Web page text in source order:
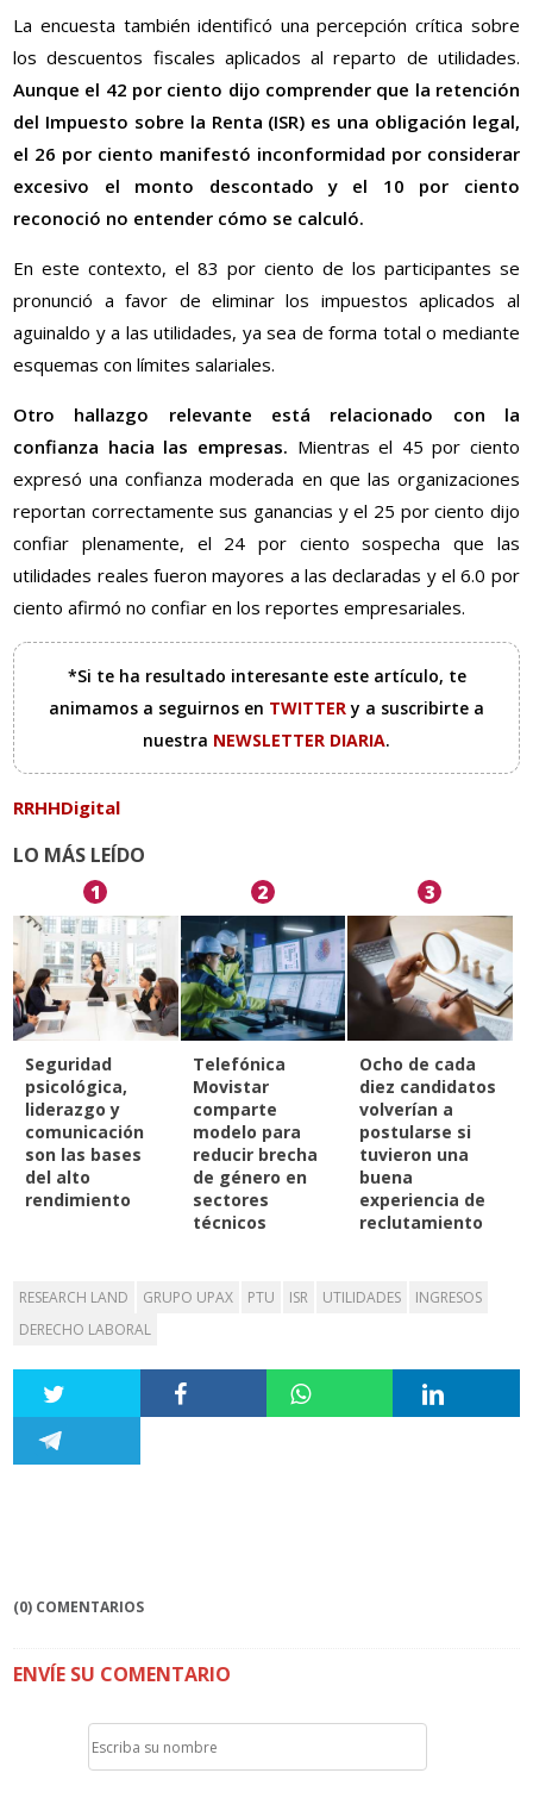
La encuesta también identificó una percepción crítica sobre
los descuentos fiscales aplicados al reparto de utilidades.
Aunque el 42 por ciento dijo comprender que la retención
del Impuesto sobre la Renta (ISR) es una obligación legal,
el 26 por ciento manifestó inconformidad por considerar
excesivo el monto descontado y el 10 por ciento
reconoció no entender cómo se calculó.
En este contexto, el 83 por ciento de los participantes se
pronunció a favor de eliminar los impuestos aplicados al
aguinaldo y a las utilidades, ya sea de forma total o mediante
esquemas con límites salariales.
Otro hallazgo relevante está relacionado con la
confianza hacia las empresas. Mientras el 45 por ciento
expresó una confianza moderada en que las organizaciones
reportan correctamente sus ganancias y el 25 por ciento dijo
confiar plenamente, el 24 por ciento sospecha que las
utilidades reales fueron mayores a las declaradas y el 6.0 por
ciento afirmó no confiar en los reportes empresariales.
*Si te ha resultado interesante este artículo, te
animamos a seguirnos en TWITTERy a suscribirte a
nuestra NEWSLETTER DIARIA.
RRHHDigital
LO MÁS LEÍDO
1
Seguridad
psicológica,
liderazgo y
comunicación
son las bases
del alto
rendimiento
2
Telefónica
Movistar
comparte
modelo para
reducir brecha
de género en
sectores
técnicos
3
Ocho de cada
diez candidatos
volverían a
postularse si
tuvieron una
buena
experiencia de
reclutamiento
RESEARCH LAND GRUPO UPAX PTU ISR UTILIDADES
INGRESOS
DERECHO LABORAL
(0) COMENTARIOS
ENVÍE SU COMENTARIO